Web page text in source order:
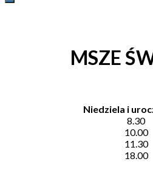
MSZE
Niedziela i
8.30
10.00
11.30
18.00